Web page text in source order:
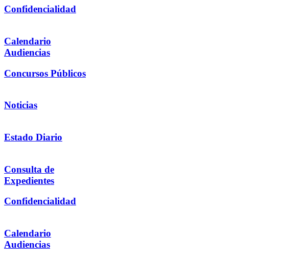
Confidencialidad
Calendario
Audiencias
Concursos Públicos
Noticias
Estado Diario
Consulta de
Expedientes
Confidencialidad
Calendario
Audiencias